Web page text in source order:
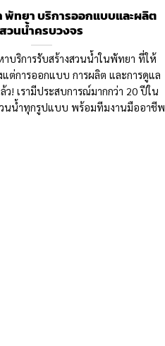
พัทยา บริการออกแบบและผลิต
สวนน้ำครบวงจร
บริการรับสร้างสวนน้ำในพัทยา ที่ให้
แต่การออกแบบ การผลิต และการดูแล
! เรามีประสบการณ์มากกว่า 20 ปีใน
วนน้ำทุกรูปแบบ พร้อมทีมงานมืออาชีพ